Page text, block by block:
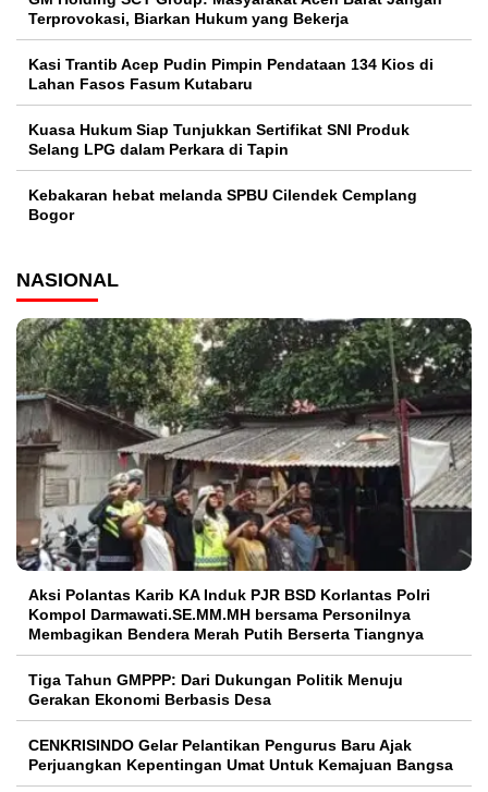
Terprovokasi, Biarkan Hukum yang Bekerja
Kasi Trantib Acep Pudin Pimpin Pendataan 134 Kios di
Lahan Fasos Fasum Kutabaru
Kuasa Hukum Siap Tunjukkan Sertifikat SNI Produk
Selang LPG dalam Perkara di Tapin
Kebakaran hebat melanda SPBU Cilendek Cemplang
Bogor
NASIONAL
Aksi Polantas Karib KA Induk PJR BSD Korlantas Polri
Kompol Darmawati.SE.MM.MH bersama Personilnya
Membagikan Bendera Merah Putih Berserta Tiangnya
Tiga Tahun GMPPP: Dari Dukungan Politik Menuju
Gerakan Ekonomi Berbasis Desa
CENKRISINDO Gelar Pelantikan Pengurus Baru Ajak
Perjuangkan Kepentingan Umat Untuk Kemajuan Bangsa